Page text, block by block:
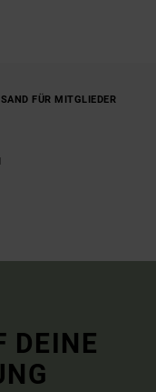
FÜR MITGLIEDER
DEINE